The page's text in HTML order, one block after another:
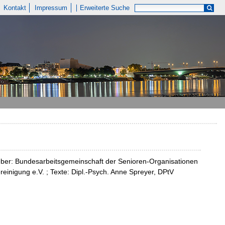
Kontakt Impressum Erweiterte Suche
Bundesarbeitsgemeinschaft der Senioren-Organisationen
e.V. ; Texte: Dipl.-Psych. Anne Spreyer, DPtV